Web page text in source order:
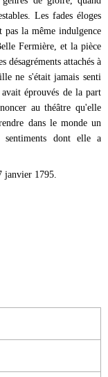
Les fades éloges
la même indulgence
Fermière, et la pièce
désagréments attachés à
ne s'était jamais senti
éprouvés de la part
au théâtre qu'elle
dans le monde un
sentiments dont elle a
janvier 1795.